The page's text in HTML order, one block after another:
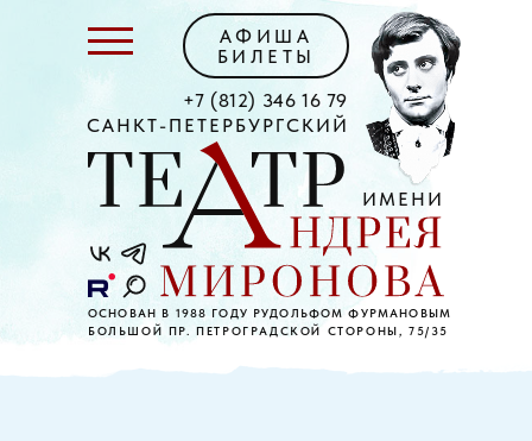
САНКТ-ПЕТЕРБУРГСКИЙ
ИМЕНИ
ОСНОВАН В 1988 ГОДУ РУДОЛЬФОМ ФУРМАНОВЫМ
+7 (812) 346 16 79
БОЛЬШОЙ ПР. ПЕТРОГРАДСКОЙ СТОРОНЫ, 75/35
АФИША
БИЛЕТЫ